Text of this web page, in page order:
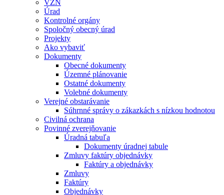
VZN
Úrad
Kontrolné orgány
Spoločný obecný úrad
Projekty
Ako vybaviť
Dokumenty
Obecné dokumenty
Územné plánovanie
Ostatné dokumenty
Volebné dokumenty
Verejné obstarávanie
Súhrnné správy o zákazkách s nízkou hodnotou
Civilná ochrana
Povinné zverejňovanie
Úradná tabuľa
Dokumenty úradnej tabule
Zmluvy faktúry objednávky
Faktúry a objednávky
Zmluvy
Faktúry
Objednávky